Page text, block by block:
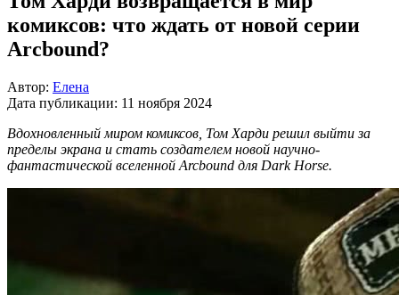
комиксов: что ждать от новой серии
Arcbound?
Автор: Елена
Дата публикации: 11 ноября 2024
Вдохновленный миром комиксов, Том Харди решил выйти за
пределы экрана и стать создателем новой научно-
фантастической вселенной Arcbound для Dark Horse.